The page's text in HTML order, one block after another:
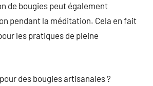
de bougies peut également
pendant la méditation. Cela en fait
les pratiques de pleine
des bougies artisanales ?